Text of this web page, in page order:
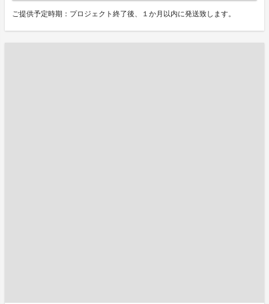
ご提供予定時期：プロジェクト終了後、１か月以内に発送致します。